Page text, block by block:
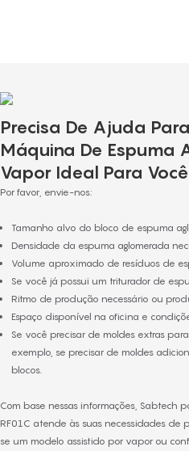
Precisa De Ajuda
Máquina De Espuma
Vapor Ideal Para
Por favor, envie-nos:
Tamanho alvo do bloco de espuma
Densidade da espuma aglomerada
Volume aproximado de resíduos de
Se você já possui um triturador de
Ritmo de produção necessário ou
Espaço disponível na oficina e
Se você precisar de moldes extras
exemplo, se precisar de moldes
blocos.
Com base nessas informações, Sabtech
RF01C atende às suas necessidades de
se um modelo assistido por vapor ou